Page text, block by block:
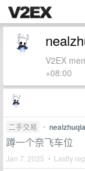
V2EX
+08:00
二手交易 •
蹲一个奈飞车位
Jan 7, 2025 • Lastly